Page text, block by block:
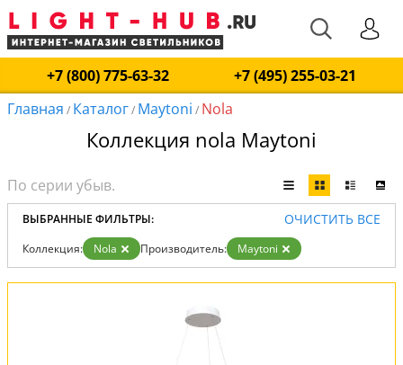
+7 (800) 775-63-32
+7 (495) 255-03-21
Главная / Каталог/ Maytoni / Nola
Коллекция nola Maytoni
ВЫБРАННЫЕ ФИЛЬТРЫ: ОЧИСТИТЬ ВСЕ
Коллекция: Nola Производитель: Maytoni